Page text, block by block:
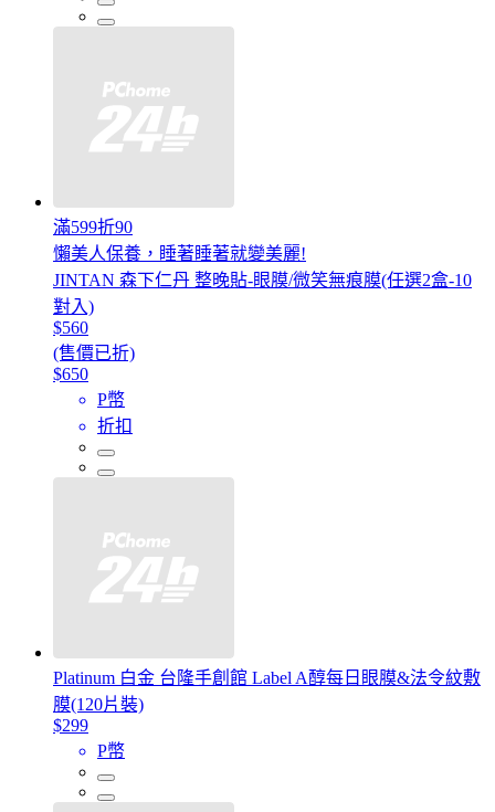
滿599折90
懶美人保養，睡著睡著就變美麗!
JINTAN 森下仁丹 整晚貼-眼膜/微笑無痕膜(任選2盒-10
對入)
$560
(售價已折)
$650
P幣
折扣
Platinum 白金 台隆手創館 Label A醇每日眼膜&法令紋敷
膜(120片裝)
$299
P幣